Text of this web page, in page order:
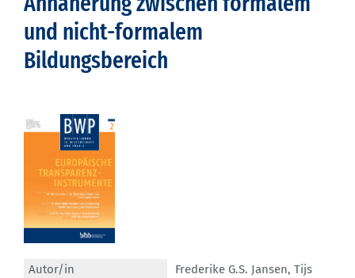
und nicht-formalem
Bildungsbereich
Autor/in Frederike G.S. Jansen, Tijs